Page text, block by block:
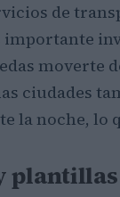
de
moverte
ciudades
la noche, lo